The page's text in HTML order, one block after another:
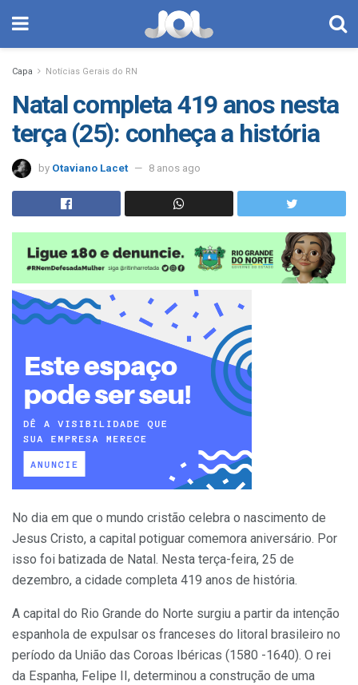
Capa Notícias Gerais do RN
Natal completa 419 anos nesta
terça (25): conheça a história
by Otaviano Lacet 8 anos ago
No dia em que o mundo cristão celebra o nascimento de
Jesus Cristo, a capital potiguar comemora aniversário. Por
isso foi batizada de Natal. Nesta terça-feira, 25 de
dezembro, a cidade completa 419 anos de história.
A capital do Rio Grande do Norte surgiu a partir da intenção
espanhola de expulsar os franceses do litoral brasileiro no
período da União das Coroas Ibéricas (1580 -1640). O rei
da Espanha, Felipe II, determinou a construção de uma